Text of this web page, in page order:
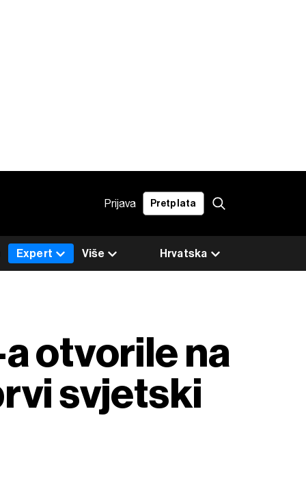
Prijava Pretplata
Hrvatska
Expert Više
otvorile na
svjetski